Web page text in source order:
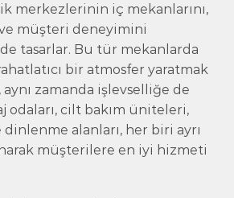
merkezlerinin iç mekanlarını,
müşteri deneyimini
tasarlar. Bu tür mekanlarda
bir atmosfer yaratmak
zamanda işlevselliğe de
odaları, cilt bakım üniteleri,
dinlenme alanları, her biri ayrı
müşterilere en iyi hizmeti